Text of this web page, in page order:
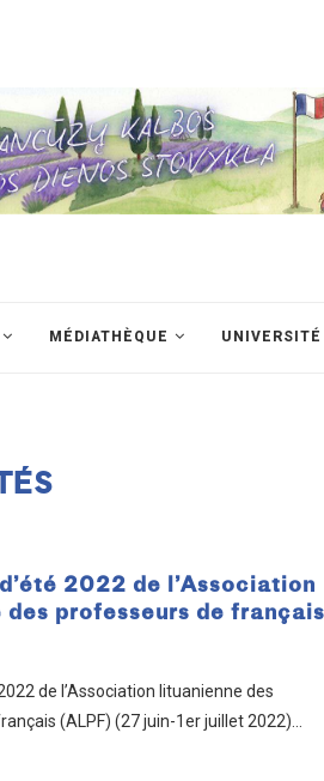
MÉDIATHÈQUE
2022 de l’Association
des professeurs de français
de l’Association lituanienne des
(ALPF) (27 juin-1er juillet 2022)…